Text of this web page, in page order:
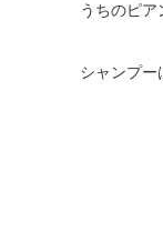
うちのピア
シャンプー